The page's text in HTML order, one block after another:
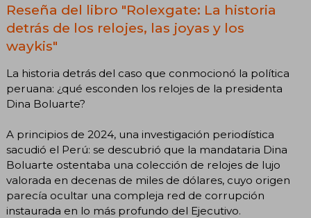
Reseña del libro "Rolexgate: La historia
detrás de los relojes, las joyas y los
waykis"
La historia detrás del caso que conmocionó la política
peruana: ¿qué esconden los relojes de la presidenta
Dina Boluarte?
A principios de 2024, una investigación periodística
sacudió el Perú: se descubrió que la mandataria Dina
Boluarte ostentaba una colección de relojes de lujo
valorada en decenas de miles de dólares, cuyo origen
parecía ocultar una compleja red de corrupción
instaurada en lo más profundo del Ejecutivo.